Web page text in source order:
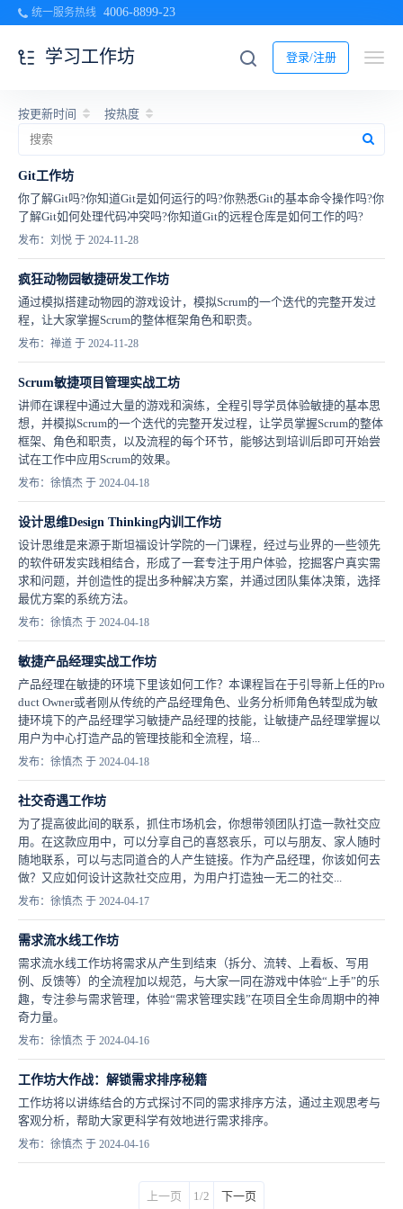
统一服务热线 4006-8899-23
登录/注册
按更新时间 按热度
Git工作坊
你了解Git吗?你知道Git是如何运行的吗?你熟悉Git的基本命令操作吗?你
了解Git如何处理代码冲突吗?你知道Git的远程仓库是如何工作的吗?
发布：刘悦 于 2024-11-28
疯狂动物园敏捷研发工作坊
通过模拟搭建动物园的游戏设计，模拟Scrum的一个迭代的完整开发过
程，让大家掌握Scrum的整体框架角色和职责。
发布：禅道 于 2024-11-28
Scrum敏捷项目管理实战工坊
讲师在课程中通过大量的游戏和演练，全程引导学员体验敏捷的基本思
想，并模拟Scrum的一个迭代的完整开发过程，让学员掌握Scrum的整体
框架、角色和职责，以及流程的每个环节，能够达到培训后即可开始尝
试在工作中应用Scrum的效果。
发布：徐慎杰 于 2024-04-18
设计思维Design Thinking内训工作坊
设计思维是来源于斯坦福设计学院的一门课程，经过与业界的一些领先
的软件研发实践相结合，形成了一套专注于用户体验，挖掘客户真实需
求和问题，并创造性的提出多种解决方案，并通过团队集体决策，选择
最优方案的系统方法。
发布：徐慎杰 于 2024-04-18
敏捷产品经理实战工作坊
产品经理在敏捷的环境下里该如何工作？本课程旨在于引导新上任的Pro
duct Owner或者刚从传统的产品经理角色、业务分析师角色转型成为敏
捷环境下的产品经理学习敏捷产品经理的技能，让敏捷产品经理掌握以
用户为中心打造产品的管理技能和全流程，培...
发布：徐慎杰 于 2024-04-18
社交奇遇工作坊
为了提高彼此间的联系，抓住市场机会，你想带领团队打造一款社交应
用。在这款应用中，可以分享自己的喜怒哀乐，可以与朋友、家人随时
随地联系，可以与志同道合的人产生链接。作为产品经理，你该如何去
做？又应如何设计这款社交应用，为用户打造独一无二的社交...
发布：徐慎杰 于 2024-04-17
需求流水线工作坊
需求流水线工作坊将需求从产生到结束（拆分、流转、上看板、写用
例、反馈等）的全流程加以规范，与大家一同在游戏中体验“上手”的乐
趣，专注参与需求管理，体验“需求管理实践”在项目全生命周期中的神
奇力量。
发布：徐慎杰 于 2024-04-16
工作坊大作战：解锁需求排序秘籍
工作坊将以讲练结合的方式探讨不同的需求排序方法，通过主观思考与
客观分析，帮助大家更科学有效地进行需求排序。
发布：徐慎杰 于 2024-04-16
上一页 1/2 下一页
学习工作坊